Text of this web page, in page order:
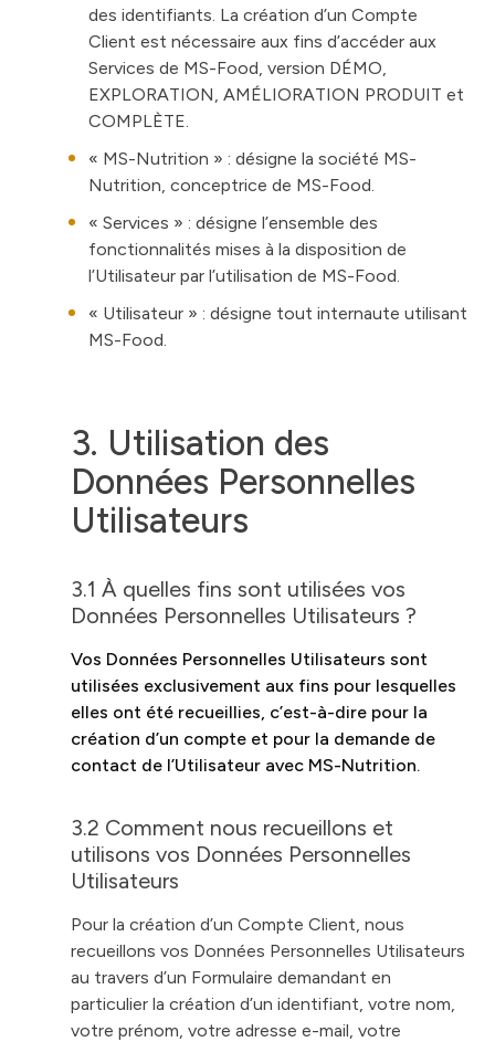
des identifiants. La création d’un Compte
Client est nécessaire aux fins d’accéder aux
Services de MS-Food, version DÉMO,
EXPLORATION, AMÉLIORATION PRODUIT et
COMPLÈTE.
« MS-Nutrition » : désigne la société MS-
Nutrition, conceptrice de MS-Food.
« Services » : désigne l’ensemble des
fonctionnalités mises à la disposition de
l’Utilisateur par l’utilisation de MS-Food.
« Utilisateur » : désigne tout internaute utilisant
MS-Food.
3. Utilisation des
Données Personnelles
Utilisateurs
3.1 À quelles fins sont utilisées vos
Données Personnelles Utilisateurs ?
Vos Données Personnelles Utilisateurs sont
utilisées exclusivement aux fins pour lesquelles
elles ont été recueillies, c’est-à-dire pour la
création d’un compte et pour la demande de
contact de l’Utilisateur avec MS-Nutrition.
3.2 Comment nous recueillons et
utilisons vos Données Personnelles
Utilisateurs
Pour la création d’un Compte Client, nous
recueillons vos Données Personnelles Utilisateurs
au travers d’un Formulaire demandant en
particulier la création d’un identifiant, votre nom,
votre prénom, votre adresse e-mail, votre